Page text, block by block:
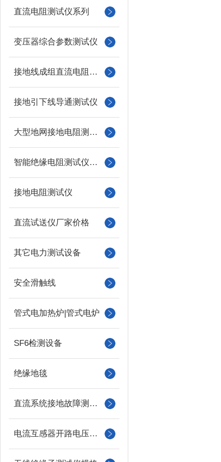
直流电阻测试仪系列
变压器综合参数测试仪
接地线成组直流电阻测试仪
接地引下线导通测试仪
大型地网接地电阻测试仪
智能绝缘电阻测试仪（兆欧表）
接地电阻测试仪
直流试送仪厂家价格
其它电力测试设备
安全滑触线
管式电加热炉|管式电炉
SF6检测设备
绝缘地毯
直流系统接地故障测试仪
电流互感器开路电压测试仪